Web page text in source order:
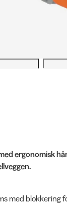
ergonomisk
med blokkering